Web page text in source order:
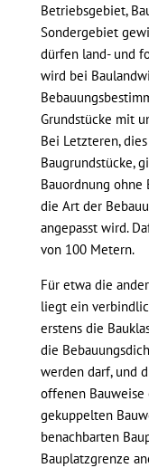
Betriebsgebiet,
Sondergebiet
dürfen land- und
wird bei
Grundstücke mit
Bei Letzteren,
Baugrundstücke,
Bauordnung ohne
die Art der
angepasst wird.
von 100 Metern.
Für etwa die
liegt ein
erstens die
die
werden darf, und
offenen Bauweise
gekuppelten
benachbarten
Bauplatzgrenze